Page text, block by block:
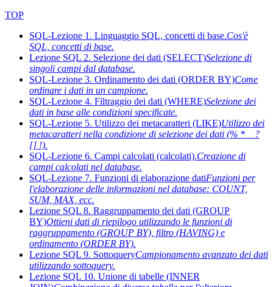
TOP
SQL-Lezione 1. Linguaggio SQL, concetti di base.Cos'è
SQL, concetti di base.
Lezione SQL 2. Selezione dei dati (SELECT)Selezione di
singoli campi dal database.
SQL-Lezione 3. Ordinamento dei dati (ORDER BY)Come
ordinare i dati in un campione.
SQL-Lezione 4. Filtraggio dei dati (WHERE)Selezione dei
dati in base alle condizioni specificate.
SQL-Lezione 5. Utilizzo dei metacaratteri (LIKE)Utilizzo dei
metacaratteri nella condizione di selezione dei dati (% * _ ?
[] !).
SQL-Lezione 6. Campi calcolati (calcolati).Creazione di
campi calcolati nel database.
SQL-Lezione 7. Funzioni di elaborazione datiFunzioni per
l'elaborazione delle informazioni nel database: COUNT,
SUM, MAX, ecc.
Lezione SQL 8. Raggruppamento dei dati (GROUP
BY)Ottieni dati di riepilogo utilizzando le funzioni di
raggruppamento (GROUP BY), filtro (HAVING) e
ordinamento (ORDER BY).
Lezione SQL 9. SottoqueryCampionamento avanzato dei dati
utilizzando sottoquery.
Lezione SQL 10. Unione di tabelle (INNER